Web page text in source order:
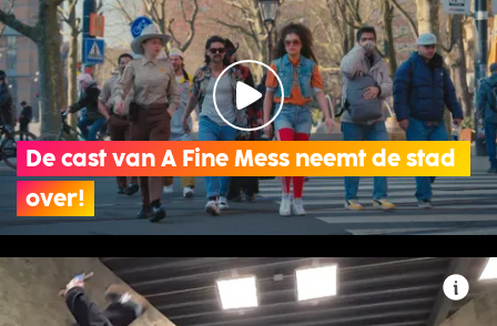
De cast van A Fine Mess neemt de stad
over!